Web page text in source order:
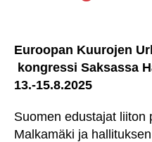
Euroopan Kuurojen
kongressi Saksassa
13.-15.8.2025
Suomen edustajat liiton
Malkamäki ja